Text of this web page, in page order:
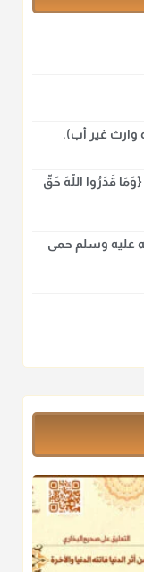
يعتمد عليه من سنة
رضي الله
"والرافضة ليس
في الإسلام
من الرز أو البر
{وَمَا قَدَرُوا اللَّهَ حَقَّ
الله عليه وسلم حمى